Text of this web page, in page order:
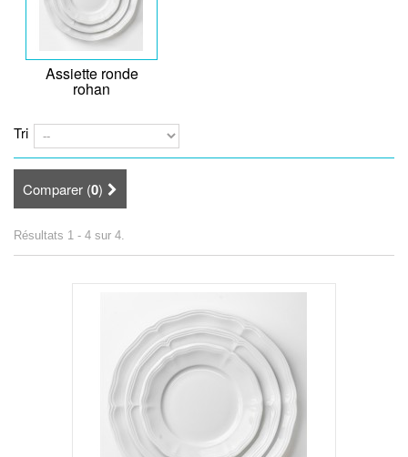
Assiette ronde
rohan
Tri
Comparer (0)
Résultats 1 - 4 sur 4.